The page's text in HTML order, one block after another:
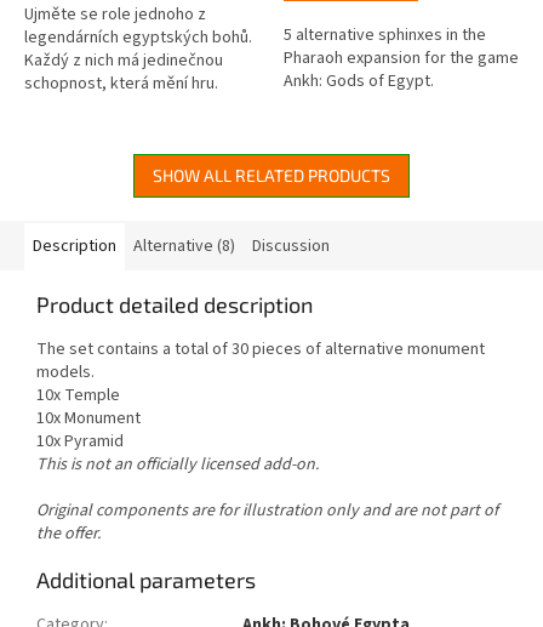
out
of
5
stars.
Ujměte se role jednoho z
legendárních egyptských bohů.
Každý z nich má jedinečnou
schopnost, která mění hru.
5 alternative sphinxes in the
Pharaoh expansion for the game
Ankh: Gods of Egypt.
SHOW ALL RELATED PRODUCTS
Description Alternative (8) Discussion
Product detailed description
The set contains a total of 30 pieces of alternative monument
models.
10x Temple
10x Monument
10x Pyramid
This is not an officially licensed add-on.
Original components are for illustration only and are not part of
the offer.
Additional parameters